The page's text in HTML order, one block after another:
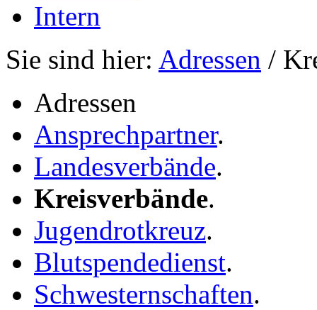
Intern
Sie sind hier: Adressen /
Adressen
Ansprechpartner.
Landesverbände.
Kreisverbände.
Jugendrotkreuz.
Blutspendedienst.
Schwesternschaften.